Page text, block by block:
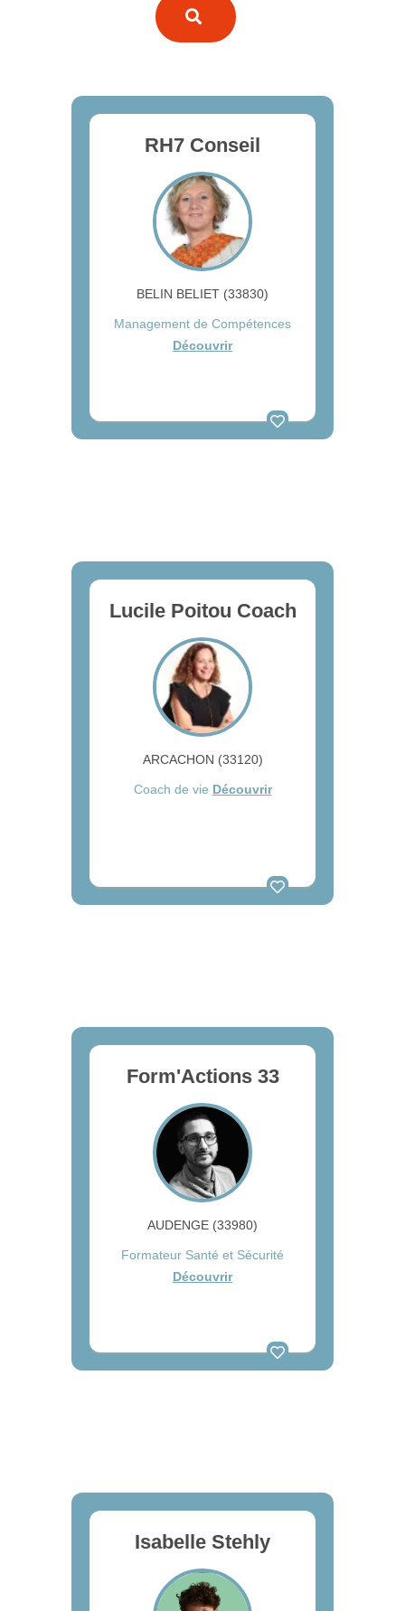
RH7 Conseil
BELIN BELIET (33830)
Management de Compétences
Découvrir
Lucile Poitou Coach
ARCACHON (33120)
Coach de vie Découvrir
Form'Actions 33
AUDENGE (33980)
Formateur Santé et Sécurité
Découvrir
Isabelle Stehly